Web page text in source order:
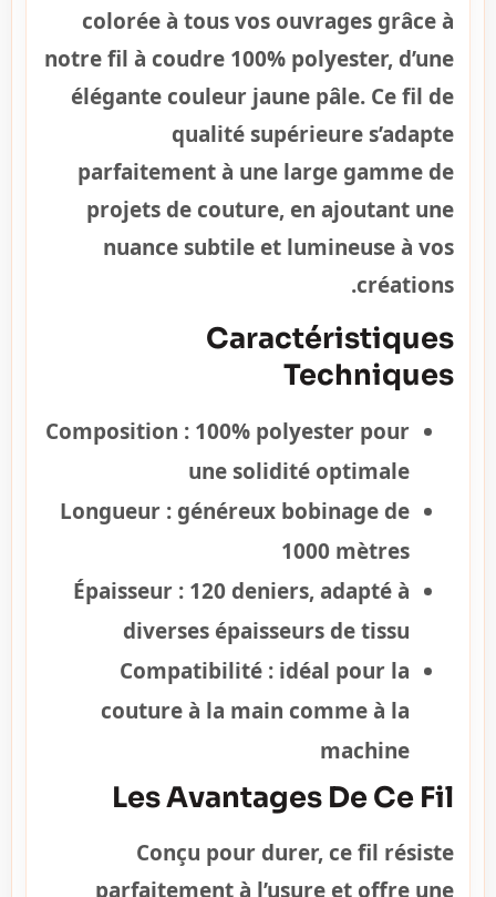
colorée à tous vos ouvrages grâce à
notre fil à coudre 100% polyester, d’une
élégante couleur jaune pâle. Ce fil de
qualité supérieure s’adapte
parfaitement à une large gamme de
projets de couture, en ajoutant une
nuance subtile et lumineuse à vos
créations.
Caractéristiques
Techniques
Composition : 100% polyester pour
une solidité optimale
Longueur : généreux bobinage de
1000 mètres
Épaisseur : 120 deniers, adapté à
diverses épaisseurs de tissu
Compatibilité : idéal pour la
couture à la main comme à la
machine
Les Avantages De Ce Fil
Conçu pour durer, ce fil résiste
parfaitement à l’usure et offre une